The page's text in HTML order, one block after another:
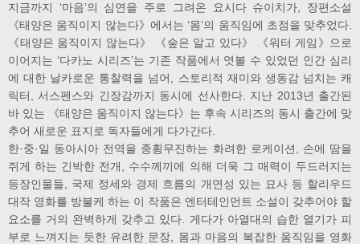
지금까지 ‘마음’의 심연을 주로 그려온 요시다 슈이치가, 장편소설
《태양은 움직이지 않는다》에서는 ‘몸’의 움직임에 초점을 맞추었다.
《태양은 움직이지 않는다》 《숲은 알고 있다》 《워터 게임》으로
이어지는 ‘다카노 시리즈’는 기존 작품에서 엿볼 수 있었던 인간 심리
에 대한 날카로운 통찰력을 넘어, 스토리적 재미와 생동감 넘치는 캐
릭터, 서스펜스와 긴장감까지 동시에 선사한다. 지난 2013년 출간된
바 있는 《태양은 움직이지 않는다》는 후속 시리즈의 동시 출간에 맞
추어 새로운 표지로 독자들에게 다가간다.
한·중·일 동아시아 전역을 종횡무진하는 화려한 로케이션, 손에 땀을
쥐게 하는 긴박한 전개, 수수께끼에 의해 더욱 그 매력이 두드러지는
등장인물들, 국제 정세와 경제 흐름의 개연성 있는 묘사 등 할리우드
대작 영화를 방불케 하는 이 작품은 엔터테인먼트 소설이 갖추어야 할
요소를 거의 완벽하게 갖추고 있다. 게다가 아열대의 습한 열기가 피
부로 느껴지는 듯한 유려한 문장, 몸과 마음의 복잡한 움직임을 영화